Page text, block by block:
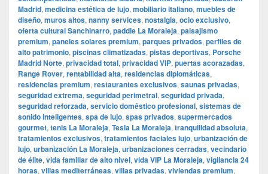
Madrid, medicina estética de lujo, mobiliario italiano, muebles de
diseño, muros altos, nanny services, nostalgia, ocio exclusivo,
oferta cultural Sanchinarro, paddle La Moraleja, paisajismo
premium, paneles solares premium, parques privados, perfiles de
alto patrimonio, piscinas climatizadas, pistas deportivas, Porsche
Madrid Norte, privacidad total, privacidad VIP, puertas acorazadas,
Range Rover, rentabilidad alta, residencias diplomáticas,
residencias premium, restaurantes exclusivos, saunas privadas,
seguridad extrema, seguridad perimetral, seguridad privada,
seguridad reforzada, servicio doméstico profesional, sistemas de
sonido inteligentes, spa de lujo, spas privados, supermercados
gourmet, tenis La Moraleja, Tesla La Moraleja, tranquilidad absoluta,
tratamientos exclusivos, tratamientos faciales lujo, urbanización de
lujo, urbanización La Moraleja, urbanizaciones cerradas, vecindario
de élite, vida familiar de alto nivel, vida VIP La Moraleja, vigilancia 24
horas, villas mediterráneas, villas privadas, viviendas premium,